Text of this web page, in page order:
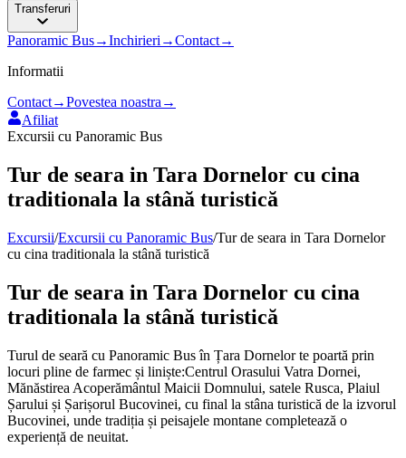
Transferuri
Panoramic Bus→Inchirieri →Contact→
Informatii
Contact→Povestea noastra →
Afiliat
Excursii cu Panoramic Bus
Tur de seara in Tara Dornelor cu cina
traditionala la stână turistică
Excursii/Excursii cu Panoramic Bus/Tur de seara in Tara Dornelor
cu cina traditionala la stână turistică
Tur de seara in Tara Dornelor cu cina
traditionala la stână turistică
Turul de seară cu Panoramic Bus în Țara Dornelor te poartă prin
locuri pline de farmec și liniște:Centrul Orasului Vatra Dornei,
Mănăstirea Acoperământul Maicii Domnului, satele Rusca, Plaiul
Șarului și Șarișorul Bucovinei, cu final la stâna turistică de la izvorul
Bucovinei, unde tradiția și peisajele montane completează o
experiență de neuitat.